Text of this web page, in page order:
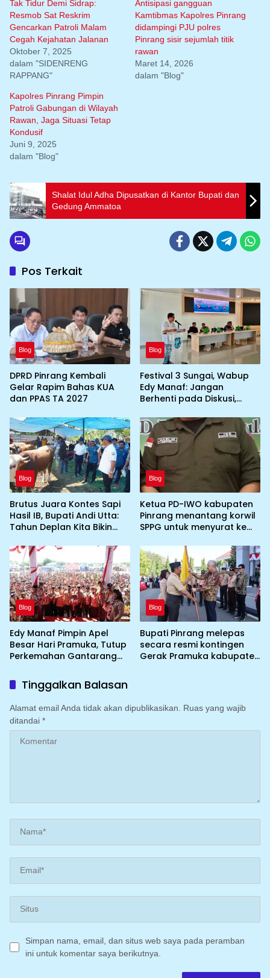
Tak Tidur Demi Sidrap:
Resmob Sat Reskrim
Gencarkan Patroli Malam
Cegah Kejahatan Jalanan
Oktober 7, 2025
dalam "SIDENRENG
RAPPANG"
Antisipasi gangguan
Kamtibmas Kapolres Pinrang
didampingi PJU polres
Pinrang sisir sejumlah titik
rawan
Maret 14, 2026
dalam "Blog"
Kapolres Pinrang Pimpin
Patroli Gabungan di Wilayah
Rawan, Jaga Situasi Tetap
Kondusif
Juni 9, 2025
dalam "Blog"
Shalat Idul Adha Dipusatkan di Kantor Bupati dan
Gedung Ammatoa
Pos Terkait
Blog
DPRD Pinrang Kembali
Gelar Rapim Bahas KUA
dan PPAS TA 2027
Blog
Festival 3 Sungai, Wabup
Edy Manaf: Jangan
Berhenti pada Diskusi,
Blog
Brutus Juara Kontes Sapi
Hasil IB, Bupati Andi Utta:
Tahun Deplan Kita Bikin
Blog
Ketua PD-IWO kabupaten
Pinrang menantang korwil
SPPG untuk menyurat ke
yang tidak memenuhi
syarat standar dan
persyaratan teknis
Blog
Edy Manaf Pimpin Apel
Besar Hari Pramuka, Tutup
Perkemahan Gantarang
Jamnas XII 2026
Blog
Bupati Pinrang melepas
secara resmi kontingen
Gerak Pramuka kabupaten
Tinggalkan Balasan
Alamat email Anda tidak akan dipublikasikan.
Ruas yang wajib
ditandai *
Simpan nama, email, dan situs web saya pada peramban
ini untuk komentar saya berikutnya.